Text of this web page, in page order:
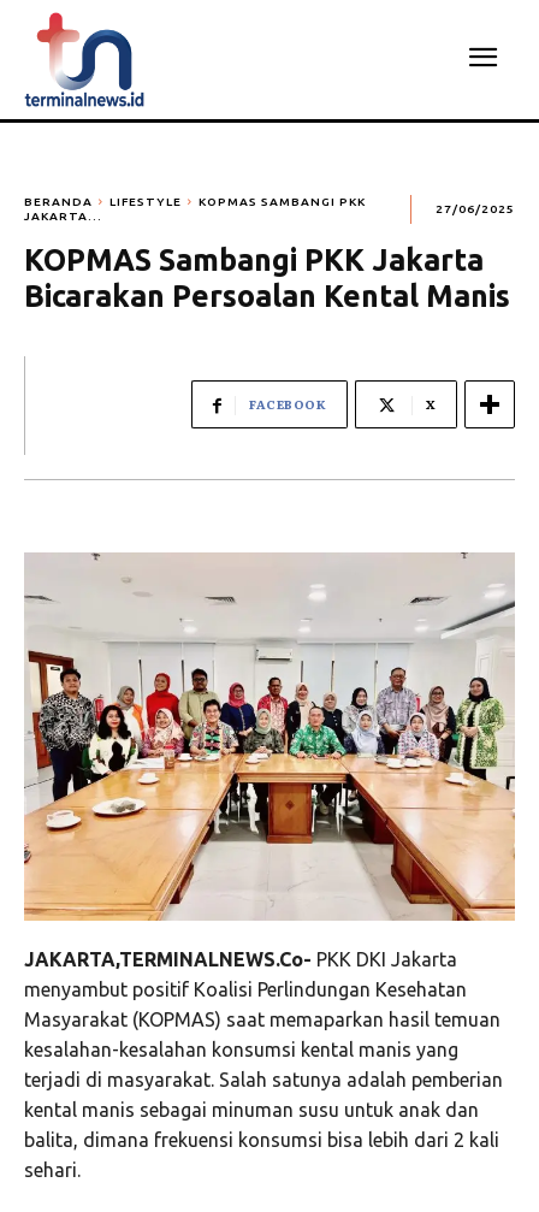
BERANDA LIFESTYLE
KOPMAS SAMBANGI PKK
JAKARTA...
27/06/2025
KOPMAS Sambangi PKK Jakarta
Bicarakan Persoalan Kental Manis
FACEBOOK X
JAKARTA,TERMINALNEWS.Co- PKK DKI Jakarta
menyambut positif Koalisi Perlindungan Kesehatan
Masyarakat (KOPMAS) saat memaparkan hasil temuan
kesalahan-kesalahan konsumsi kental manis yang
terjadi di masyarakat. Salah satunya adalah pemberian
kental manis sebagai minuman susu untuk anak dan
balita, dimana frekuensi konsumsi bisa lebih dari 2 kali
sehari.